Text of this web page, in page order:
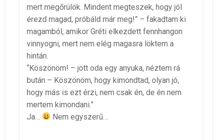
mert megőrülök. Mindent megteszek, hogy jól
érezd magad, próbáld már meg!” – fakadtam ki
magamból, amikor Gréti elkezdett fennhangon
vinnyogni, mert nem elég magasra löktem a
hintán.
“Köszönöm! – jött oda egy anyuka, néztem rá
bután – Köszönöm, hogy kimondtad, olyan jó,
hogy más is ezt érzi, nem csak én, de én nem
mertem kimondani.”
Ja…
Nem egyszerű…